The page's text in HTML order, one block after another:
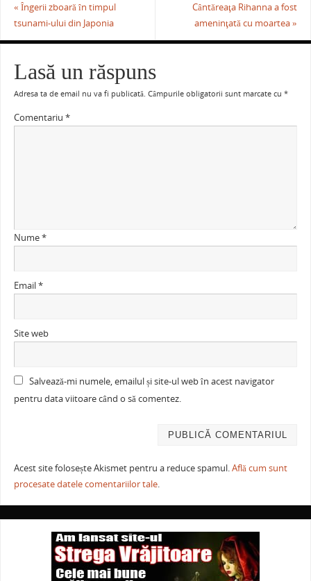
« Îngerii zboară în timpul
tsunami-ului din Japonia
Cântăreaţa Rihanna a fost
ameninţată cu moartea»
Lasă un răspuns
Adresa ta de email nu va fi publicată. Câmpurile obligatorii sunt marcate cu *
Comentariu *
Nume*
Email*
Site web
Salvează-mi numele, emailul și site-ul web în acest navigator
pentru data viitoare când o să comentez.
Acest site folosește Akismet pentru a reduce spamul.Află cum sunt
procesate datele comentariilor tale.